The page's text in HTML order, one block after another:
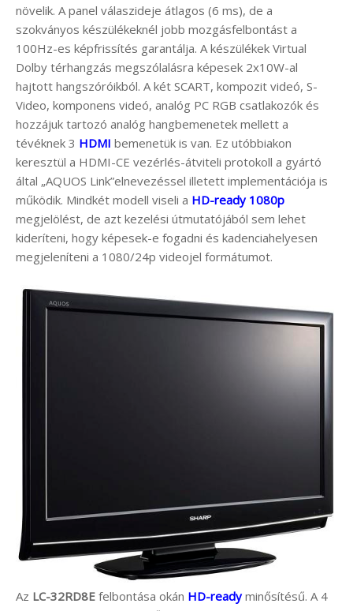
növelik. A panel válaszideje átlagos (6 ms), de a
szokványos készülékeknél jobb mozgásfelbontást a
100Hz-es képfrissítés garantálja. A készülékek Virtual
Dolby térhangzás megszólalásra képesek 2x10W-al
hajtott hangszóróikból. A két SCART, kompozit videó, S-
Video, komponens videó, analóg PC RGB csatlakozók és
hozzájuk tartozó analóg hangbemenetek mellett a
tévéknek 3 HDMI bemenetük is van. Ez utóbbiakon
keresztül a HDMI-CE vezérlés-átviteli protokoll a gyártó
által „AQUOS Link”elnevezéssel illetett implementációja is
működik. Mindkét modell viseli a HD-ready 1080p
megjelölést, de azt kezelési útmutatójából sem lehet
kideríteni, hogy képesek-e fogadni és kadenciahelyesen
megjeleníteni a 1080/24p videojel formátumot.
Az LC-32RD8E felbontása okán HD-readyminősítésű. A 4